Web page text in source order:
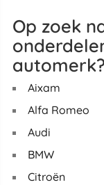
Op zoek
automerk?
Aixam
Alfa Romeo
Audi
BMW
Citroën